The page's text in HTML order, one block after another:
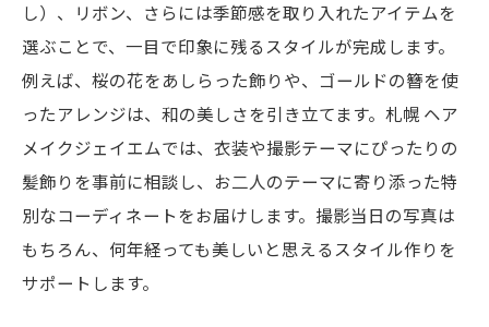
し）、リボン、さらには季節感を取り入れたアイテムを
選ぶことで、一目で印象に残るスタイルが完成します。
例えば、桜の花をあしらった飾りや、ゴールドの簪を使
ったアレンジは、和の美しさを引き立てます。札幌 ヘア
メイクジェイエムでは、衣装や撮影テーマにぴったりの
髪飾りを事前に相談し、お二人のテーマに寄り添った特
別なコーディネートをお届けします。撮影当日の写真は
もちろん、何年経っても美しいと思えるスタイル作りを
サポートします。